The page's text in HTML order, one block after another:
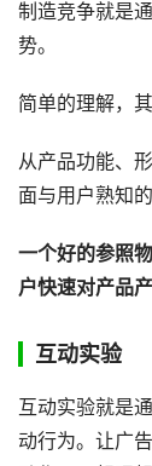
制造竞争就是
势。
简单的理解，
从产品功能、
面与用户熟知
一个好的参照
户快速对产品
互动实验
互动实验就是
动行为。让广